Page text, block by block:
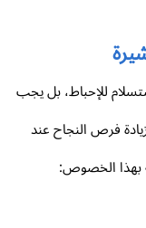
للإحباط، بل يجب
فرص النجاح عند
الخصوص: